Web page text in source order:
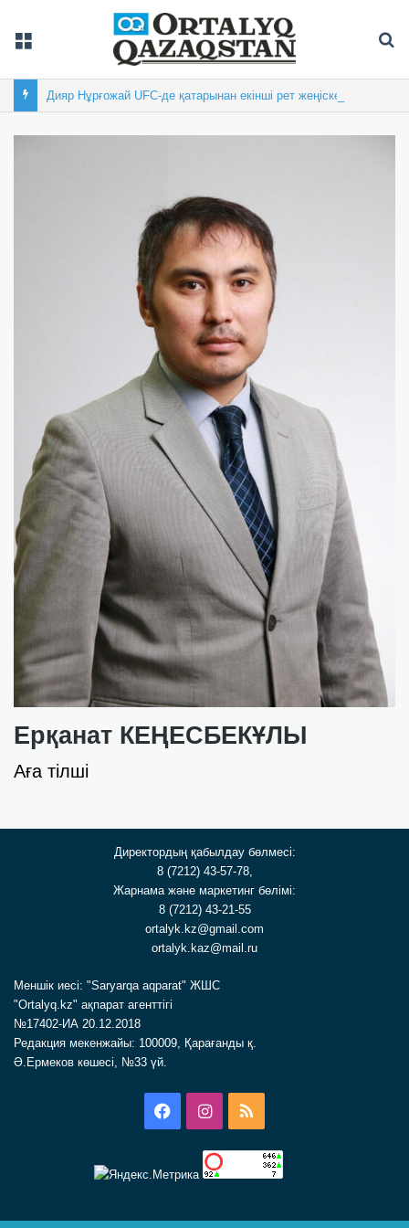
Дияр Нұрғожай UFC-де қатарынан екінші рет жеңіске жетті
Ерқанат КЕҢЕСБЕКҰЛЫ
Аға тілші
Директордың қабылдау бөлмесі:
8 (7212) 43-57-78,
Жарнама және маркетинг бөлімі:
8 (7212) 43-21-55
ortalyk.kz@gmail.com
ortalyk.kaz@mail.ru
Меншік иесі: "Saryarqa aqparat" ЖШС
"Ortalyq.kz" ақпарат агенттігі
№17402-ИА 20.12.2018
Редакция мекенжайы: 100009, Қарағанды қ.
Ә.Ермеков көшесі, №33 үй.
FacebookInstagram